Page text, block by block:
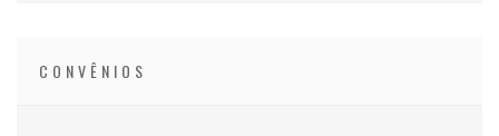
CONVÊNIOS